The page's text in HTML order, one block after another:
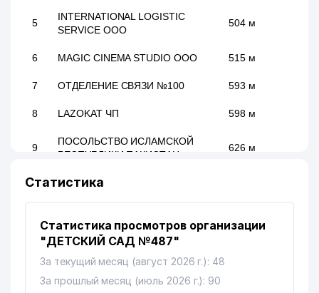
5
INTERNATIONAL LOGISTIC
SERVICE ООО
504 м
6 MAGIC CINEMA STUDIO ООО 515 м
7 ОТДЕЛЕНИЕ СВЯЗИ №100 593 м
8 LAZOKAT ЧП 598 м
9
ПОСОЛЬСТВО ИСЛАМСКОЙ
РЕСПУБЛИКИ ПАКИСТАН
626 м
10
YAKKASAROY ADVOKATLARI
11 DREAM DIZAYN GROUP ООО 662 м
EXPRESS STROY PROFI ООО
АВДЕТ НАЦИОНАЛЬНЫЙ
Статистика
Статистика просмотров организации
"ДЕТСКИЙ САД №487"
За текущий месяц (август 2026 г.): 48
За прошлый месяц (июль 2026 г.): 90